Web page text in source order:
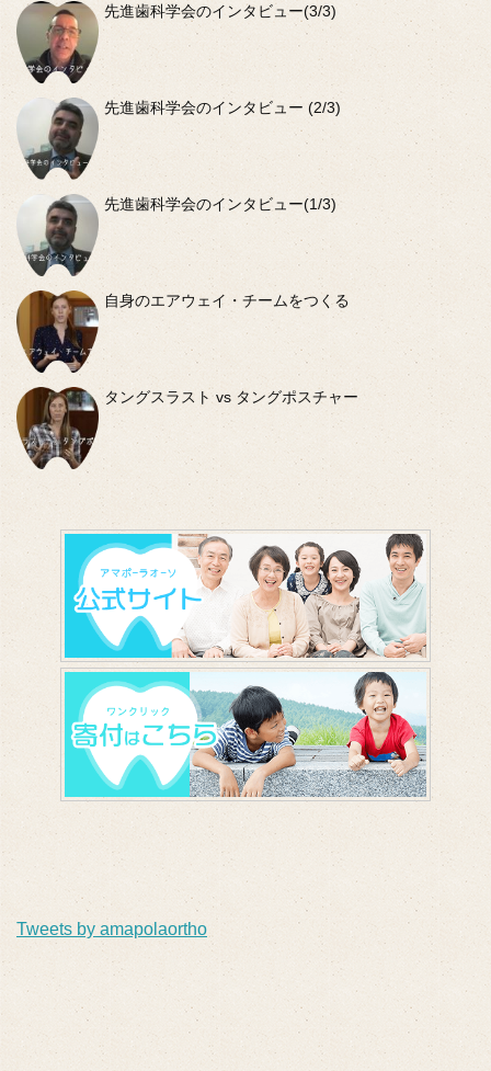
先進歯科学会のインタビュー(3/3)
先進歯科学会のインタビュー (2/3)
先進歯科学会のインタビュー(1/3)
自身のエアウェイ・チームをつくる
タングスラスト vs タングポスチャー
Tweets by amapolaortho